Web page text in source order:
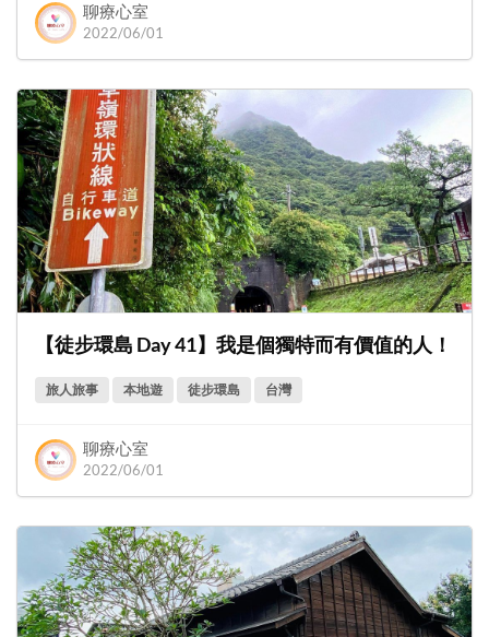
聊療心室
2022/06/01
【徒步環島 Day 41】我是個獨特而有價值的人！
旅人旅事 本地遊 徒步環島 台灣
聊療心室
2022/06/01